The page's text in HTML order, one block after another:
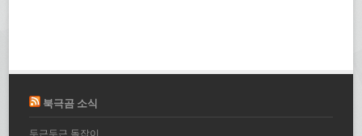
북극곰 소식
두근두근 돌잡이